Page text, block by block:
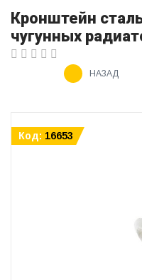
Кронштейн
чугунных
НАЗАД
Код: 16653